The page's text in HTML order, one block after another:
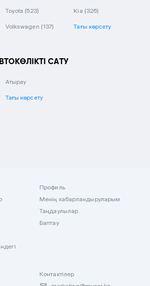
Toyota (523) Kia (326)
Volkswagen (137) Тағы көрсету
САТУ
Атырау
Тағы көрсету
Профиль
Менің хабарландыруларым
Таңдаулылар
Баптау
Контактілер